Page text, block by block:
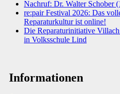
Nachruf: Dr. Walter Schober
re:pair Festival 2026: Das
Reparaturkultur ist online!
Die Reparaturinitiative
in Volksschule Lind
Informationen